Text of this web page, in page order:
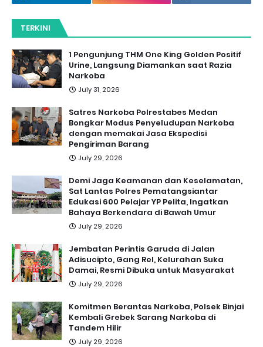
TERKINI
1 Pengunjung THM One King Golden Positif
Urine, Langsung Diamankan saat Razia
Narkoba
July 31, 2026
Satres Narkoba Polrestabes Medan
Bongkar Modus Penyeludupan Narkoba
dengan memakai Jasa Ekspedisi
Pengiriman Barang
July 29, 2026
Demi Jaga Keamanan dan Keselamatan,
Sat Lantas Polres Pematangsiantar
Edukasi 600 Pelajar YP Pelita, Ingatkan
Bahaya Berkendara di Bawah Umur
July 29, 2026
Jembatan Perintis Garuda di Jalan
Adisucipto, Gang Rel, Kelurahan Suka
Damai, Resmi Dibuka untuk Masyarakat
July 29, 2026
Komitmen Berantas Narkoba, Polsek Binjai
Kembali Grebek Sarang Narkoba di
Tandem Hilir
July 29, 2026